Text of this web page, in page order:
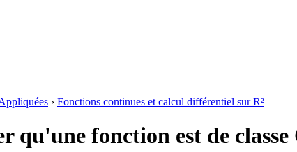
› Fonctions continues et calcul différentiel sur R²
qu'une fonction est de classe